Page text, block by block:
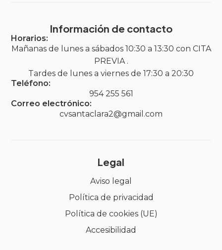
Información de contacto
Horarios:
Mañanas de lunes a sábados 10:30 a 13:30 con CITA
PREVIA .
Tardes de lunes a viernes de 17:30 a 20:30
Teléfono:
954 255 561
Correo electrónico:
cvsantaclara2@gmail.com
Legal
Aviso legal
Política de privacidad
Política de cookies (UE)
Accesibilidad